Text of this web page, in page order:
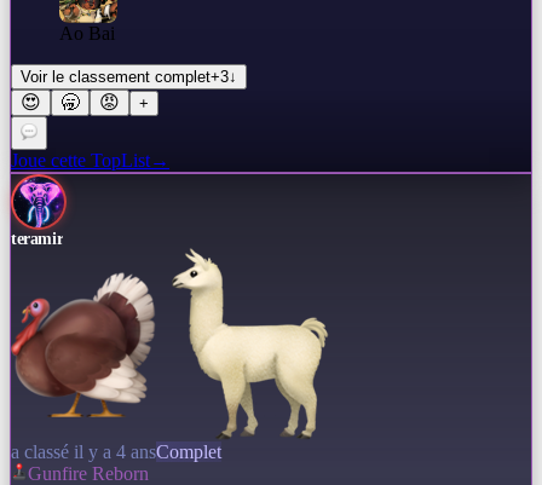
Ao Bai
Voir le classement complet+3↓
😍 🥱 😡 +
Joue cette TopList→
teramir
a classé il y a 4 ansComplet
Gunfire Reborn